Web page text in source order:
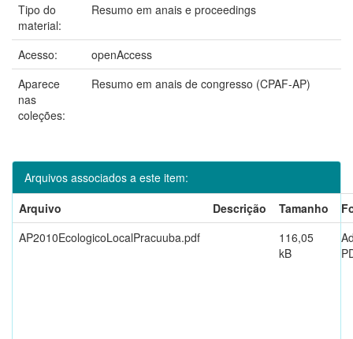
Tipo do
material:
Resumo em anais e proceedings
Acesso:
openAccess
Aparece
nas
coleções:
Resumo em anais de congresso (CPAF-AP)
Arquivos associados a este item:
Arquivo
Descrição Tamanho
AP2010EcologicoLocalPracuuba.pdf
116,05
kB